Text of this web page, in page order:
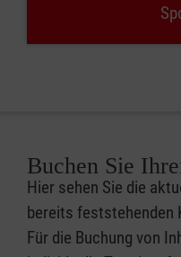
Buchen Sie
Hier sehen Sie die
bereits feststehenden
Für die Buchung von